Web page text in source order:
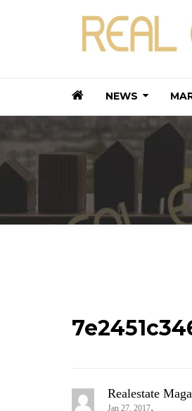
NEWS
Realestate
Jan 27, 2017,